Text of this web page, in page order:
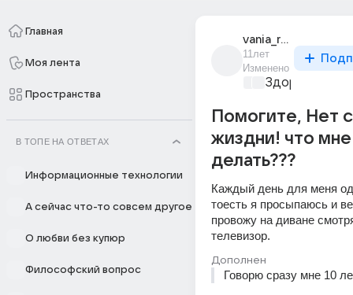
Главная
Моя лента
Пространства
В ТОПЕ НА ОТВЕТАХ
Информационные технологии
А сейчас что-то совсем другое
О любви без купюр
Философский вопрос
vania_roksman
11лет
Изменено
Здоровый сон
Помогите, Нет
жиздни! что мне
делать???
Каждый день для меня
тоесть я просыпаюсь и
провожу на диване
телевизор.
Дополнен
Говорю сразу мне 10